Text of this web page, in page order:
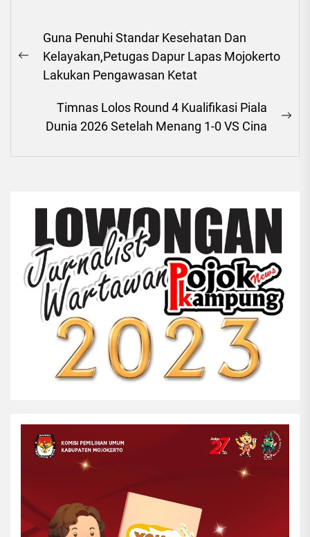
pos
Previous
post:
Guna Penuhi Standar Kesehatan Dan
Kelayakan,Petugas Dapur Lapas Mojokerto
Lakukan Pengawasan Ketat
Timnas Lolos Round 4 Kualifikasi Piala
Dunia 2026 Setelah Menang 1-0 VS Cina